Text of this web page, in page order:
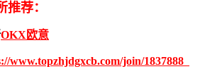
推荐：
OKX欧意
www.topzhjdgxcb.com/join/1837888